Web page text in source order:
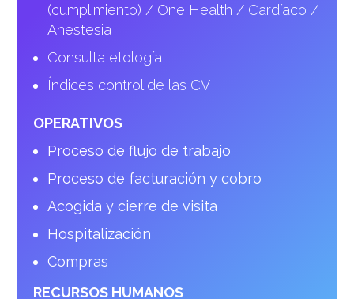
(cumplimiento) / One Health / Cardíaco /
Anestesia
Consulta etología
Índices control de las CV
OPERATIVOS
Proceso de flujo de trabajo
Proceso de facturación y cobro
Acogida y cierre de visita
Hospitalización
Compras
RECURSOS HUMANOS